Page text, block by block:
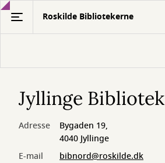
Gå
hovedindhold
Roskilde Bibliotekerne
Jyllinge Bibliotek
Adresse
Bygaden 19,
4040 Jyllinge
E-mail
bibnord@roskilde.dk